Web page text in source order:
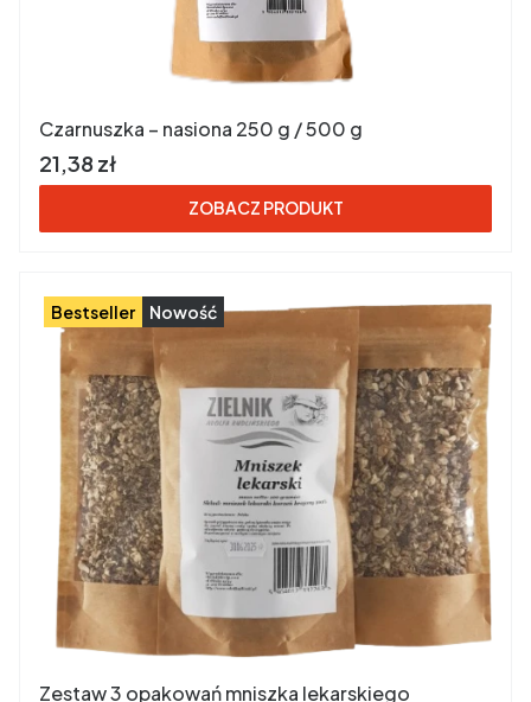
Czarnuszka – nasiona 250 g / 500 g
Cena brutto
21,38 zł
ZOBACZ PRODUKT
Bestseller Nowość
Zestaw 3 opakowań mniszka lekarskiego